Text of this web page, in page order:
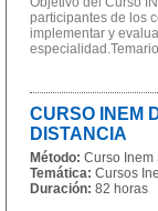
participantes de los
implementar y
CURSO INEM
DISTANCIA
Método: Curso Inem
Temática: Cursos
Duración: 82 horas